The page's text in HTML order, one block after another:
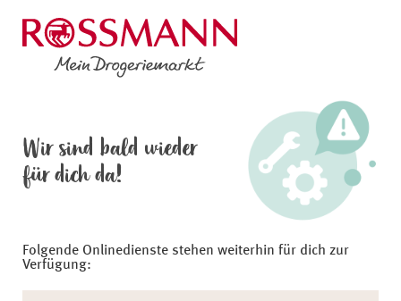
Wir sind bald wieder
für dich da!
Folgende Onlinedienste stehen weiterhin für dich zur
Verfügung: